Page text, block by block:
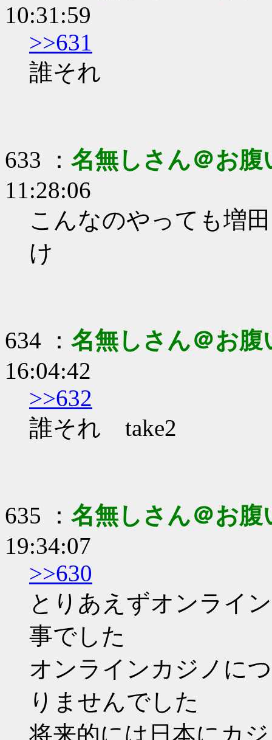
10:31:59
>>631
誰それ
633 ： 名無しさん＠お腹
11:28:06
こんなのやっても増
け
634 ： 名無しさん＠お腹
16:04:42
>>632
誰それ take2
635 ： 名無しさん＠お腹
19:34:07
>>630
とりあえずオンライ
事でした
オンラインカジノに
りませんでした
将来的には日本にカ